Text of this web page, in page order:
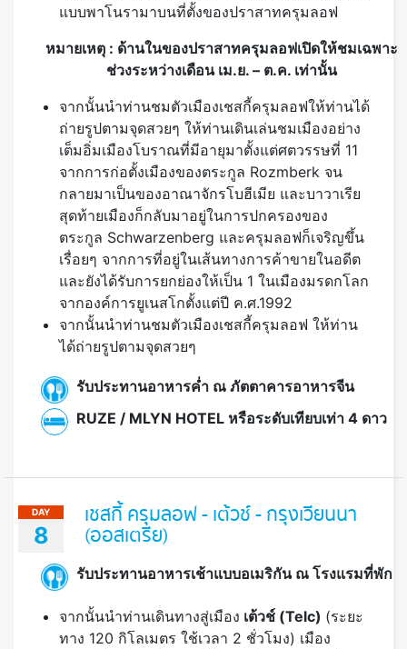
แบบพาโนรามาบนที่ตั้งของปราสาทครุมลอฟ
หมายเหตุ : ด้านในของปราสาทครุมลอฟเปิดให้ชมเฉพาะ
ช่วงระหว่างเดือน เม.ย. – ต.ค. เท่านั้น
จากนั้นนำท่านชมตัวเมืองเชสกี้ครุมลอฟให้ท่านได้
ถ่ายรูปตามจุดสวยๆ ให้ท่านเดินเล่นชมเมืองอย่าง
เต็มอิ่มเมืองโบราณที่มีอายุมาตั้งแต่ศตวรรษที่ 11
จากการก่อตั้งเมืองของตระกูล Rozmberk จน
กลายมาเป็นของอาณาจักรโบฮีเมีย และบาวาเรีย
สุดท้ายเมืองก็กลับมาอยู่ในการปกครองของ
ตระกูล Schwarzenberg และครุมลอฟก็เจริญขึ้น
เรื่อยๆ จากการที่อยู่ในเส้นทางการค้าขายในอดีต
และยังได้รับการยกย่องให้เป็น 1 ในเมืองมรดกโลก
จากองค์การยูเนสโกตั้งแต่ปี ค.ศ.1992
จากนั้นนำท่านชมตัวเมืองเชสกี้ครุมลอฟ ให้ท่าน
ได้ถ่ายรูปตามจุดสวยๆ
รับประทานอาหารค่ำ ณ ภัตตาคารอาหารจีน
RUZE / MLYN HOTEL หรือระดับเทียบเท่า 4 ดาว
DAY
8
เชสกี้ ครุมลอฟ - เต้วช์ - กรุงเวียนนา
(ออสเตรีย)
รับประทานอาหารเช้าแบบอเมริกัน ณ โรงแรมที่พัก
จากนั้นนำท่านเดินทางสู่เมือง เต้วช์ (Telc) (ระยะ
ทาง 120 กิโลเมตร ใช้เวลา 2 ชั่วโมง) เมือง